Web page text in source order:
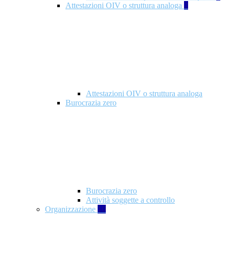
Attestazioni OIV o struttura analoga 2
Attestazioni OIV o struttura analoga
Burocrazia zero
Burocrazia zero
Attività soggette a controllo
Organizzazione 10